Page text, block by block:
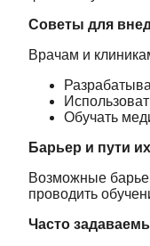
Советы для
Врачам и
Обучать
Барьер и пути
Возможные
проводить
Часто